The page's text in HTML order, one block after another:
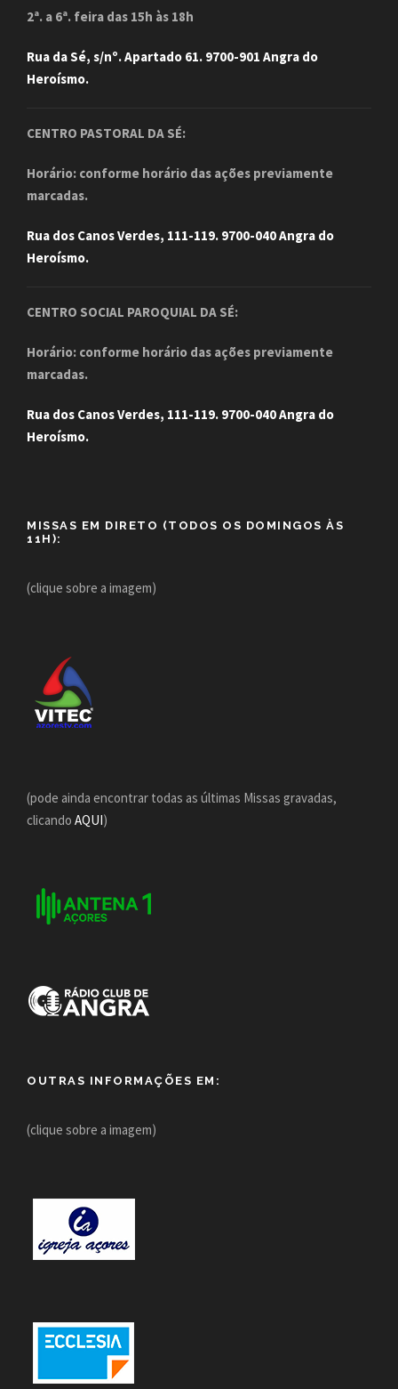
2ª. a 6ª. feira das 15h às 18h
Rua da Sé, s/nº. Apartado 61. 9700-901 Angra do
Heroísmo.
CENTRO PASTORAL DA SÉ:
Horário: conforme horário das ações previamente
marcadas.
Rua dos Canos Verdes, 111-119. 9700-040 Angra do
Heroísmo.
CENTRO SOCIAL PAROQUIAL DA SÉ:
Horário: conforme horário das ações previamente
marcadas.
Rua dos Canos Verdes, 111-119. 9700-040 Angra do
Heroísmo.
MISSAS EM DIRETO (TODOS OS DOMINGOS ÀS
11H):
(clique sobre a imagem)
(pode ainda encontrar todas as últimas Missas gravadas,
clicando AQUI)
OUTRAS INFORMAÇÕES EM:
(clique sobre a imagem)